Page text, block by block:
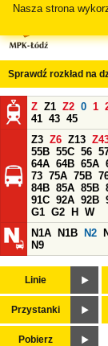
Nasza strona
Sprawdź rozkład na
Z Z1 Z2 0 1
41 43 45
Z3 Z6 Z13
55B 55C 56
64A 64B 65A
73 75A 75B
84B 85A 85B
91C 92A 92B
G1 G2 H
W
N1A
N1B N2
N9
Linie
Przystanki
Pobierz